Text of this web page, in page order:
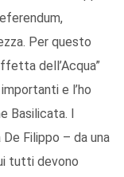
Per questo
dell’Acqua”
e l’ho
I
Filippo – da una
tutti devono